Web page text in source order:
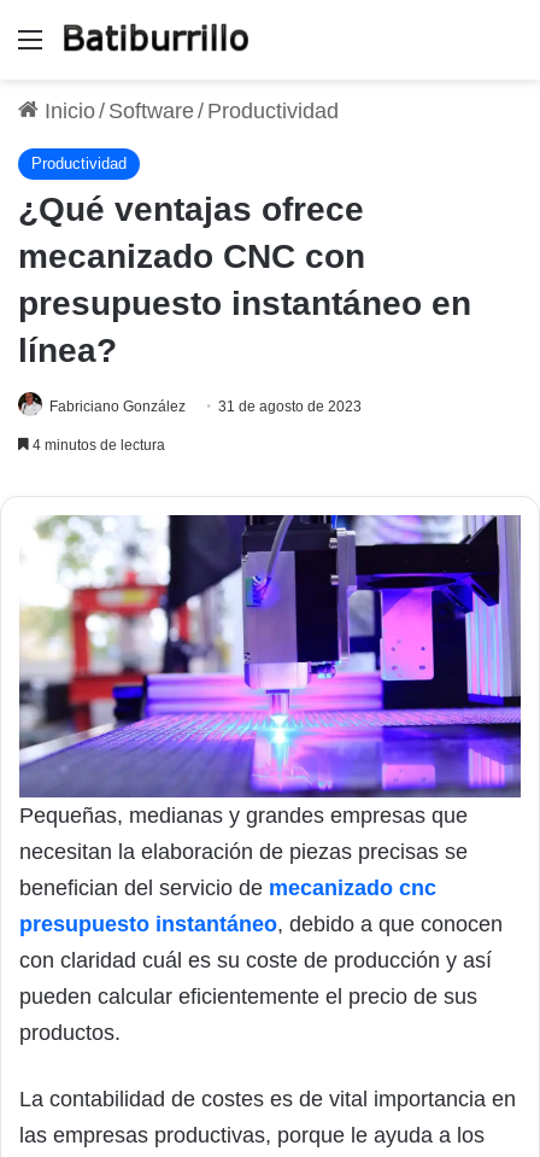
Menú
Inicio/ Software/ Productividad
Productividad
¿Qué ventajas ofrece
mecanizado CNC con
presupuesto instantáneo en
línea?
Fabriciano González 31 de agosto de 2023
4 minutos de lectura
Pequeñas, medianas y grandes empresas que
necesitan la elaboración de piezas precisas se
benefician del servicio de mecanizado cnc
presupuesto instantáneo, debido a que conocen
con claridad cuál es su coste de producción y así
pueden calcular eficientemente el precio de sus
productos.
La contabilidad de costes es de vital importancia en
las empresas productivas, porque le ayuda a los